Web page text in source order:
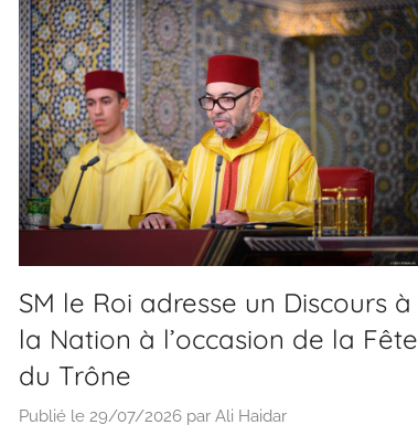
SM le Roi adresse un Discours à
la Nation à l’occasion de la Fête
du Trône
Publié le29/07/2026 parAli Haidar